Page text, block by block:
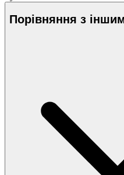
Порівняння з